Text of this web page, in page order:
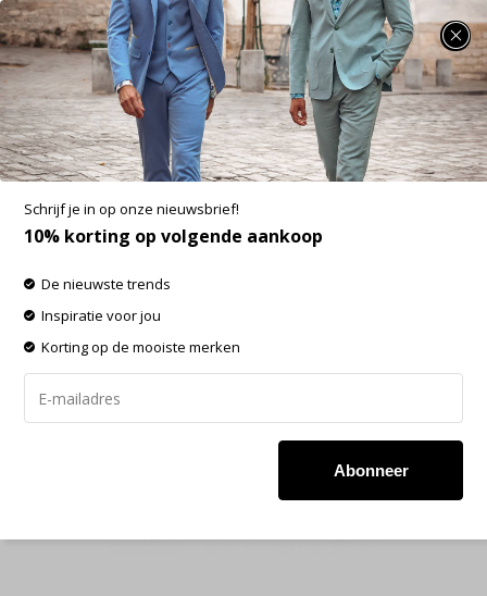
SUMMER SALE: 25% t/m 50% korting op heel veel zomerse items!
Dstrezzed Mock Neck Soft Cotton Melange
Silver Sand (405538 - 257)
Aan verlanglijst toevoegen
Schrijf je in op onze nieuwsbrief!
10% korting op volgende aankoop
De nieuwste trends
Inspiratie voor jou
Korting op de mooiste merken
Abonneer